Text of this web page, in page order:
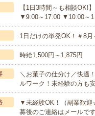
【1日3時間～も相談OK!
▼9:00～17:00 ▼10:00～
1日だけの単発OK！＃8
時給1,500円～1,875円
＼お菓子の仕分け／快適
ルワーク！未経験の方も
▼未経験OK！（副業歓
募後のご連絡はメールで